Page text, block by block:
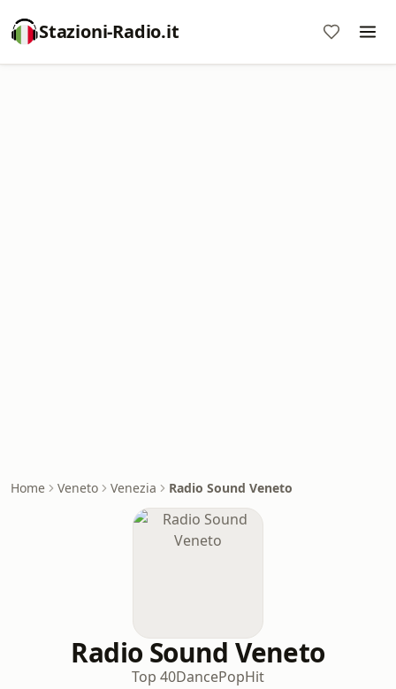
Stazioni-Radio.it
Home Veneto Venezia Radio Sound Veneto
Radio Sound Veneto
Top 40DancePopHit